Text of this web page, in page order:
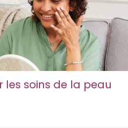
les soins de la peau